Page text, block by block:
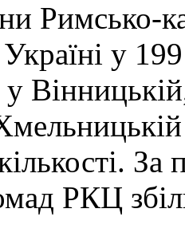
Римсько-
Україні у
РКЦ